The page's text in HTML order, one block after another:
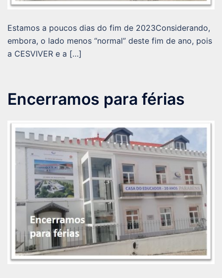
Estamos a poucos dias do fim de 2023Considerando,
embora, o lado menos “normal” deste fim de ano, pois
a CESVIVER e a […]
Encerramos para férias